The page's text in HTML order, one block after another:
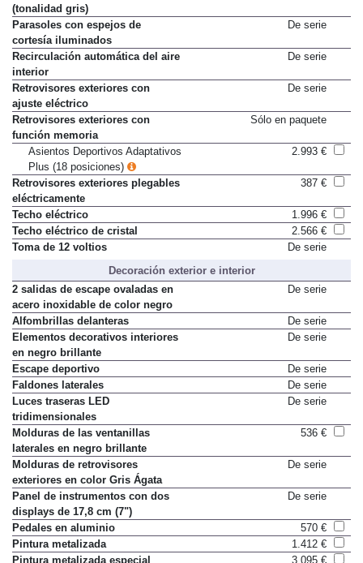
(tonalidad gris)
Parasoles con espejos de
cortesía iluminados
De serie
Recirculación automática del aire
interior
De serie
Retrovisores exteriores con
ajuste eléctrico
De serie
Retrovisores exteriores con
función memoria
Sólo en paquete
Asientos Deportivos Adaptativos
Plus (18 posiciones)
2.993 €
Retrovisores exteriores plegables
eléctricamente
387 €
Techo eléctrico
1.996 €
Techo eléctrico de cristal
2.566 €
Toma de 12 voltios
De serie
Decoración exterior e interior
2 salidas de escape ovaladas en
acero inoxidable de color negro
De serie
Alfombrillas delanteras
De serie
Elementos decorativos interiores
en negro brillante
De serie
Escape deportivo
De serie
Faldones laterales
De serie
Luces traseras LED
tridimensionales
De serie
Molduras de las ventanillas
laterales en negro brillante
536 €
Molduras de retrovisores
exteriores en color Gris Ágata
De serie
Panel de instrumentos con dos
displays de 17,8 cm (7")
De serie
Pedales en aluminio
570 €
Pintura metalizada
1.412 €
Pintura metalizada especial
3.095 €